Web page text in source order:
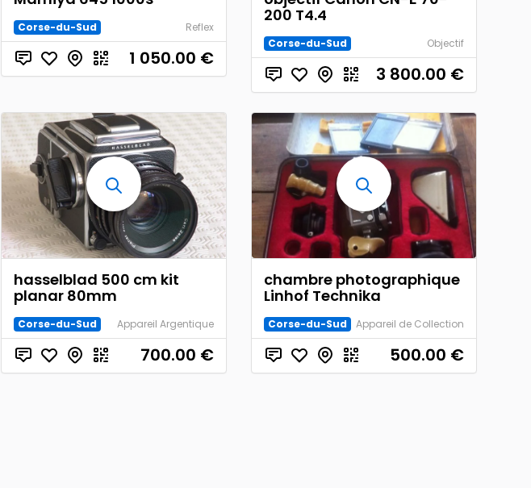
Corse-du-Sud Reflex
1 050.00 €
200 T4.4
Corse-du-Sud Objectif
3 800.00 €
hasselblad 500 cm kit
planar 80mm
Corse-du-Sud Appareil Argentique
700.00 €
chambre photographique
Linhof Technika
Corse-du-Sud Appareil de Collection
500.00 €